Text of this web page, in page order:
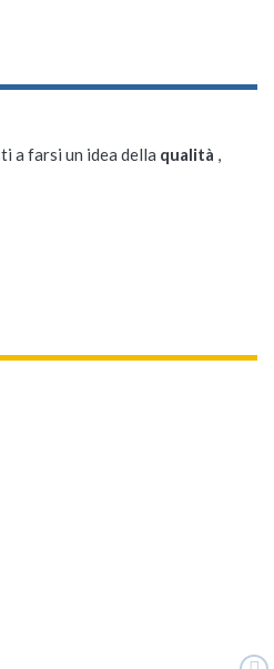
a farsi un idea della qualità ,